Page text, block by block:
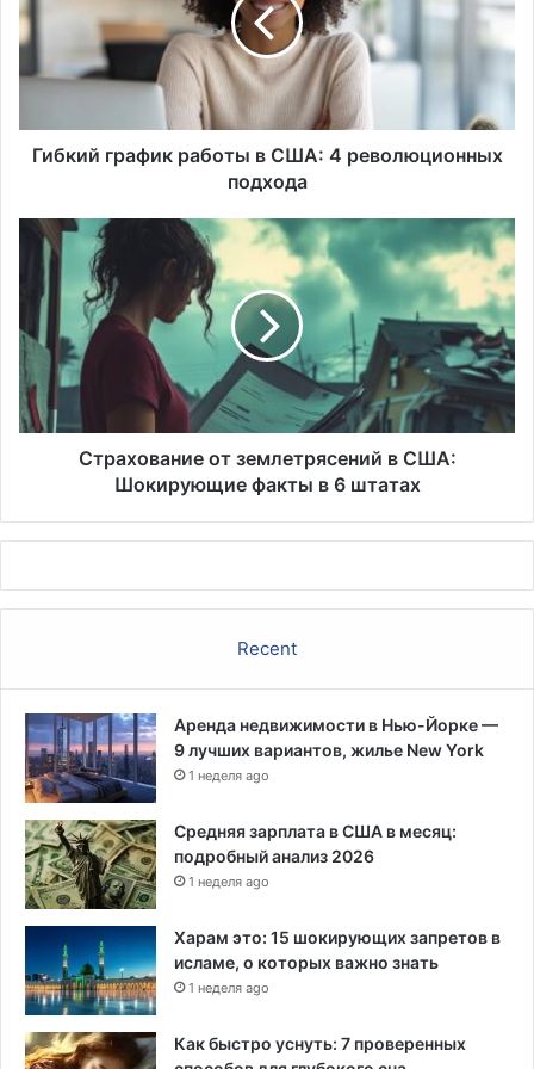
США:
4
революционных
Гибкий график работы в США: 4 революционных
подхода
Страхование
землетрясений
США:
Шокирующие
факты
6
Страхование от землетрясений в США:
Шокирующие факты в 6 штатах
Recent
Аренда недвижимости в Нью-Йорке —
9 лучших вариантов, жилье New York
1 неделя ago
Средняя зарплата в США в месяц:
подробный анализ 2026
1 неделя ago
Харам это: 15 шокирующих запретов в
исламе, о которых важно знать
1 неделя ago
Как быстро уснуть: 7 проверенных